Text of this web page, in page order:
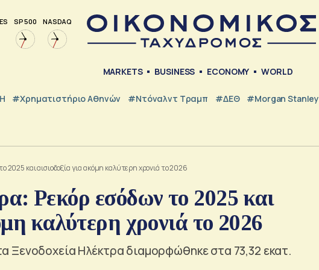
SP 500 NASDAQ
MARKETS BUSINESS ECONOMY WORLD
#Χρηματιστήριο Αθηνών #Ντόναλντ Τραμπ #ΔΕΘ #Morgan Stanley
2025 και αισιοδοξία για ακόμη καλύτερη χρονιά το 2026
Ρεκόρ εσόδων το 2025 και
καλύτερη χρονιά το 2026
Ξενοδοχεία Ηλέκτρα διαμορφώθηκε στα 73,32 εκατ.